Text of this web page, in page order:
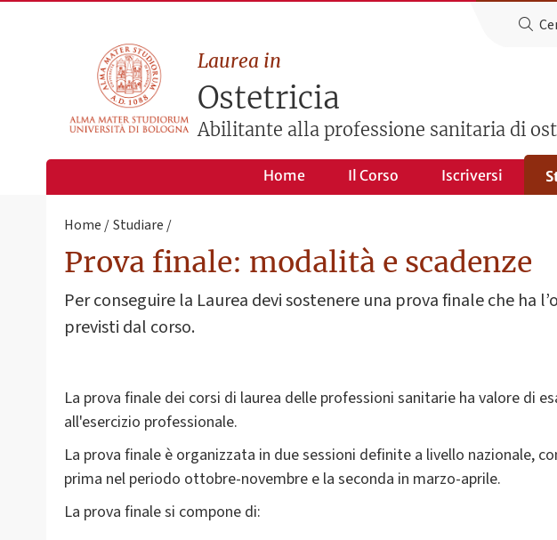
Laurea in
Ostetricia
Abilitante alla professione sanitaria di
Home Il Corso Iscriversi
Home Studiare
Prova finale: modalità e scadenze
Per conseguire la Laurea devi sostenere una prova finale che
previsti dal corso.
La prova finale dei corsi di laurea delle professioni sanitarie ha valore di
all'esercizio professionale.
La prova finale è organizzata in due sessioni definite a livello nazionale,
prima nel periodo ottobre-novembre e la seconda in marzo-aprile.
La prova finale si compone di: